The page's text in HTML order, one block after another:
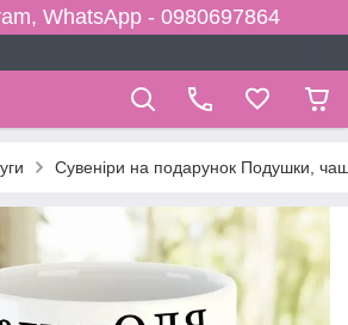
WhatsApp - 0980697864
Сувеніри на подарунок Подушки,